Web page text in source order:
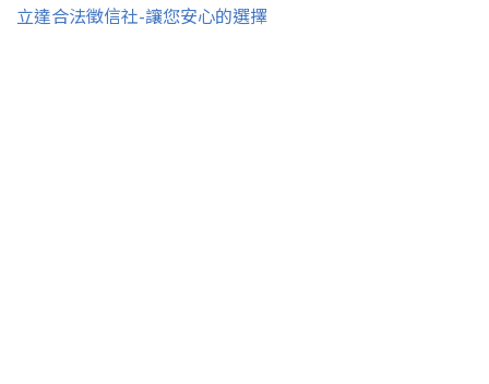
立達合法徵信社-讓您安心的選擇